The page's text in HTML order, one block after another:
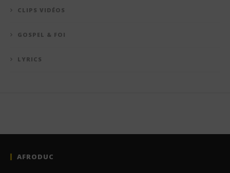
CLIPS VIDÉOS
GOSPEL & FOI
LYRICS
AFRODUC